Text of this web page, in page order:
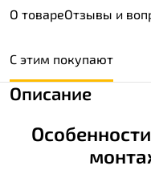
О товареОтзывы и
С этим покупают
Описание